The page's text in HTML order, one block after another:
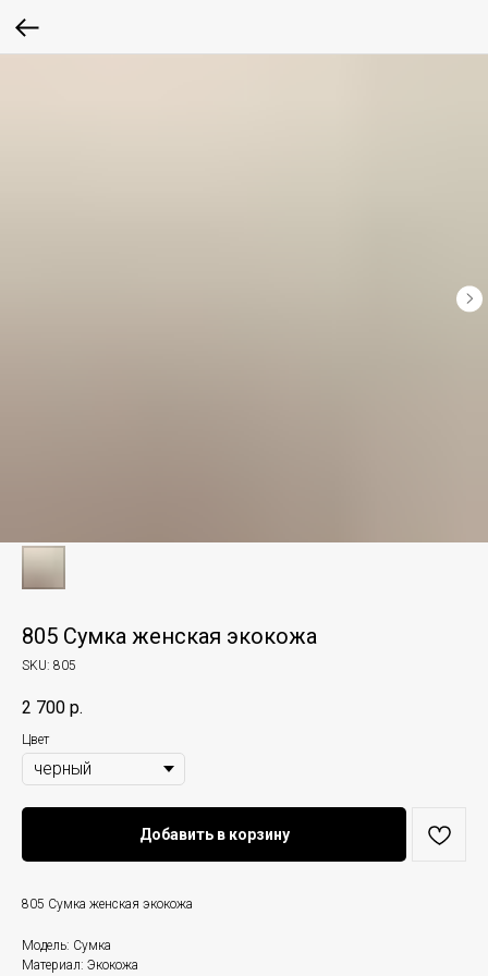
805 Сумка женская экокожа
SKU: 805
2 700 р.
Цвет
Добавить в корзину
805 Сумка женская экокожа
Модель: Сумка
Материал: Экокожа